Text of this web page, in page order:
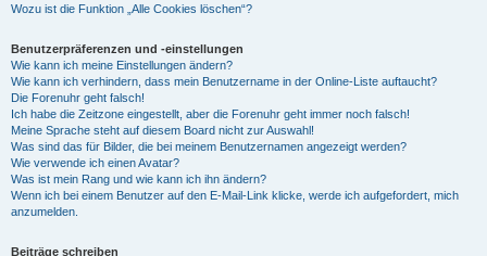
Wozu ist die Funktion „Alle Cookies löschen“?
Benutzerpräferenzen und -einstellungen
Wie kann ich meine Einstellungen ändern?
Wie kann ich verhindern, dass mein Benutzername in der Online-Liste auftaucht?
Die Forenuhr geht falsch!
Ich habe die Zeitzone eingestellt, aber die Forenuhr geht immer noch falsch!
Meine Sprache steht auf diesem Board nicht zur Auswahl!
Was sind das für Bilder, die bei meinem Benutzernamen angezeigt werden?
Wie verwende ich einen Avatar?
Was ist mein Rang und wie kann ich ihn ändern?
Wenn ich bei einem Benutzer auf den E-Mail-Link klicke, werde ich aufgefordert, mich
anzumelden.
Beiträge schreiben